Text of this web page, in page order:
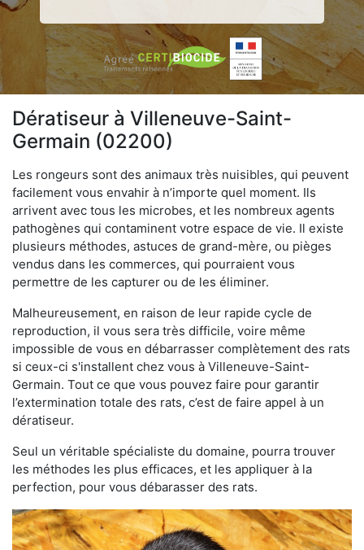
Dératiseur à Villeneuve-Saint-
Germain (02200)
Les rongeurs sont des animaux très nuisibles, qui peuvent
facilement vous envahir à n’importe quel moment. Ils
arrivent avec tous les microbes, et les nombreux agents
pathogènes qui contaminent votre espace de vie. Il existe
plusieurs méthodes, astuces de grand-mère, ou pièges
vendus dans les commerces, qui pourraient vous
permettre de les capturer ou de les éliminer.
Malheureusement, en raison de leur rapide cycle de
reproduction, il vous sera très difficile, voire même
impossible de vous en débarrasser complètement des rats
si ceux-ci s'installent chez vous à Villeneuve-Saint-
Germain. Tout ce que vous pouvez faire pour garantir
l’extermination totale des rats, c’est de faire appel à un
dératiseur.
Seul un véritable spécialiste du domaine, pourra trouver
les méthodes les plus efficaces, et les appliquer à la
perfection, pour vous débarasser des rats.